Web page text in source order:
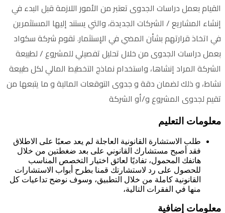
القيام بعمل دراسات الجدوى تعتبر من الأمور اللازمة قبل البدء في
إنشاء المشاريع / الشركات الجديدة، والتي يستند إليها المستثمرين
في اتخاذ قرارتهم بشأن المضي في الإستثمار. تقوم شركة سكواد
بعمل دراسات الجدوى من خلال تحليل تفصيلي للمشروع / لطبيعة
الشركة المراد إنشاها، واستخدام نماذج التخطيط المالي لكل طبيعة
نشاط، و ذلك لضمان دقة و جدوى التوقعات المالية و ما يتبعها من
تقيم لجدوى المشروع و/أو الشركة
معلومات التعليم
طلب الاستشارة القانونية العاجلة لم يعد صعبًا على الاطلاق
فقد أصبح مستشارك القانوني على بعد ضغطتين من خلال
هاتفك المحمول، تفاديًا لعائق اختيار التخصص المناسب
للحصول على رد لاستشارتك قمنا بطرح أبواب الاستشارات
القانونية كاملة من خلال التطبيق، وسوف نوضح تداعيات كل
منها في الفقرات التالية،
معلومات إضافية